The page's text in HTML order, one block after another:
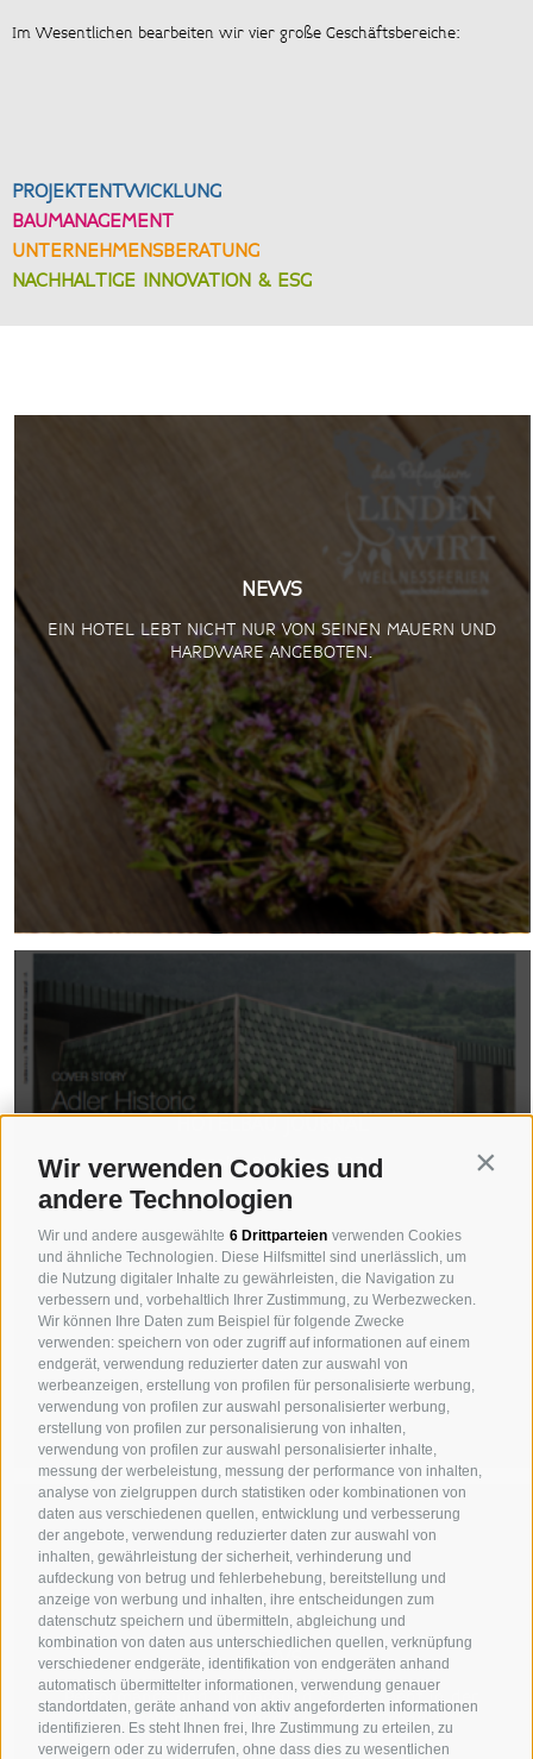
Wir verwenden Cookies und
andere Technologien
Wir und andere ausgewählte 6 Drittparteien verwenden Cookies
und ähnliche Technologien. Diese Hilfsmittel sind unerlässlich, um
die Nutzung digitaler Inhalte zu gewährleisten, die Navigation zu
verbessern und, vorbehaltlich Ihrer Zustimmung, zu Werbezwecken.
Wir können Ihre Daten zum Beispiel für folgende Zwecke
verwenden: speichern von oder zugriff auf informationen auf einem
endgerät, verwendung reduzierter daten zur auswahl von
werbeanzeigen, erstellung von profilen für personalisierte werbung,
verwendung von profilen zur auswahl personalisierter werbung,
erstellung von profilen zur personalisierung von inhalten,
verwendung von profilen zur auswahl personalisierter inhalte,
messung der werbeleistung, messung der performance von inhalten,
analyse von zielgruppen durch statistiken oder kombinationen von
daten aus verschiedenen quellen, entwicklung und verbesserung
der angebote, verwendung reduzierter daten zur auswahl von
inhalten, gewährleistung der sicherheit, verhinderung und
aufdeckung von betrug und fehlerbehebung, bereitstellung und
anzeige von werbung und inhalten, ihre entscheidungen zum
datenschutz speichern und übermitteln, abgleichung und
kombination von daten aus unterschiedlichen quellen, verknüpfung
verschiedener endgeräte, identifikation von endgeräten anhand
automatisch übermittelter informationen, verwendung genauer
standortdaten, geräte anhand von aktiv angeforderten informationen
identifizieren. Es steht Ihnen frei, Ihre Zustimmung zu erteilen, zu
verweigern oder zu widerrufen, ohne dass dies zu wesentlichen
Im Wesentlichen bearbeiten wir vier große Geschäftsbereiche:
PROJEKTENTWICKLUNG
BAUMANAGEMENT
UNTERNEHMENSBERATUNG
NACHHALTIGE INNOVATION & ESG
NEWS
EIN HOTEL LEBT NICHT NUR VON SEINEN MAUERN UND
HARDWARE ANGEBOTEN.
HOTELBAU JOURNAL
Ausgabe Oktober 2023
NEWS
Performance und Turnaround Management in der
Hotellerie, Notwendigkeit oder Trend